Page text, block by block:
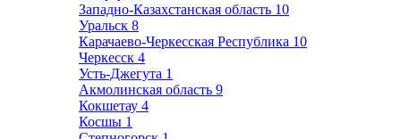
Западно-Казахстанская область 10
Уральск 8
Карачаево-Черкесская Республика 10
Черкесск 4
Усть-Джегута 1
Акмолинская область 9
Кокшетау 4
Косшы 1